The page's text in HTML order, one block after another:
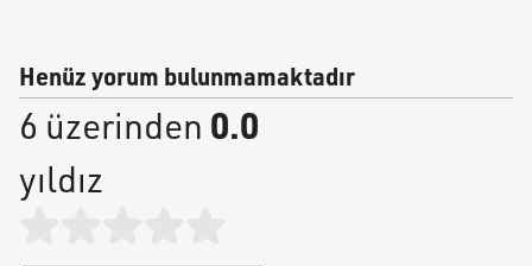
Henüz yorum bulunmamaktadır
6 üzerinden 0.0
yıldız